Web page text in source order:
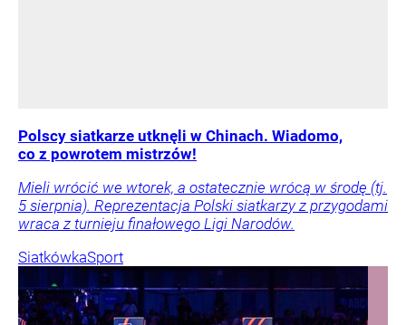
Polscy siatkarze utknęli w Chinach. Wiadomo,
co z powrotem mistrzów!
Mieli wrócić we wtorek, a ostatecznie wrócą w środę (tj.
5 sierpnia). Reprezentacja Polski siatkarzy z przygodami
wraca z turnieju finałowego Ligi Narodów.
SiatkówkaSport